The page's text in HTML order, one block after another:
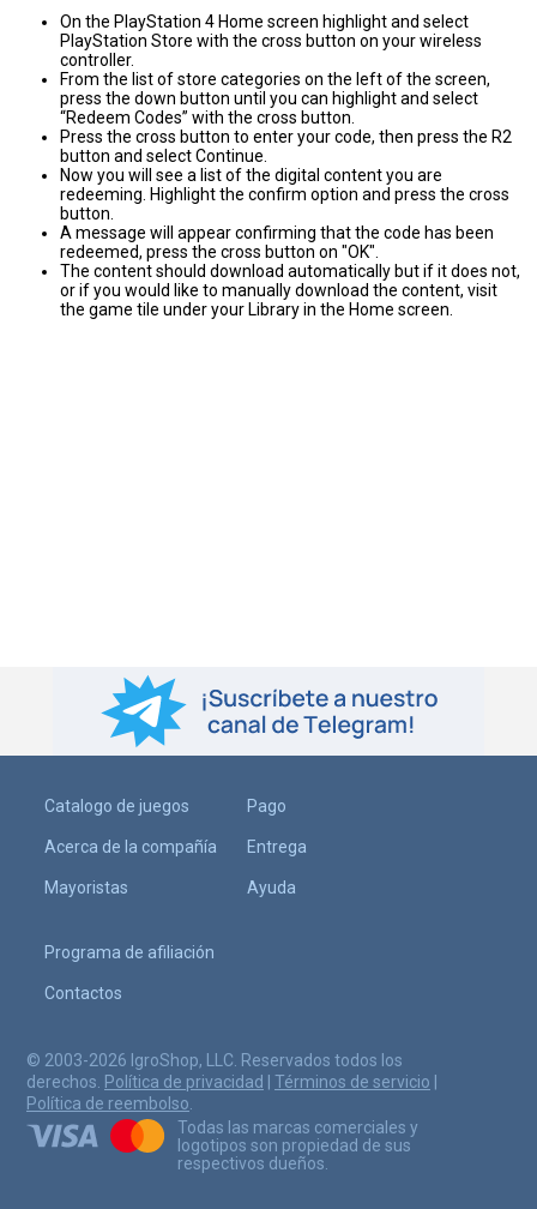
On the PlayStation 4 Home screen highlight and select
PlayStation Store with the cross button on your wireless
controller.
From the list of store categories on the left of the screen,
press the down button until you can highlight and select
“Redeem Codes” with the cross button.
Press the cross button to enter your code, then press the R2
button and select Continue.
Now you will see a list of the digital content you are
redeeming. Highlight the confirm option and press the cross
button.
A message will appear confirming that the code has been
redeemed, press the cross button on "OK".
The content should download automatically but if it does not,
or if you would like to manually download the content, visit
the game tile under your Library in the Home screen.
Catalogo de juegos
Acerca de la compañía
Mayoristas
Pago
Entrega
Ayuda
Programa de afiliación
Contactos
© 2003-2026 IgroShop, LLC. Reservados todos los
derechos. Política de privacidad Términos de servicio
Política de reembolso.
Todas las marcas comerciales y
logotipos son propiedad de sus
respectivos dueños.